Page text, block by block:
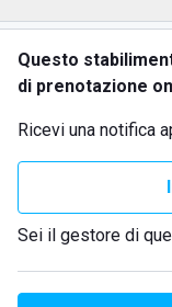
Questo
di prenotazione
Ricevi una notifica
Sei il gestore di